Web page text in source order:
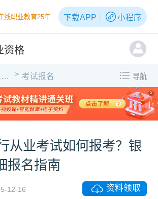
线职业教育25年 下载APP 小程序
资格
银行从业资格 > 考试报名 导航
X
从业考试如何报考？银
报名指南
12-16 资料领取